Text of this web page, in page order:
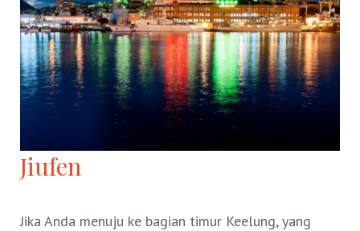
Pasar Malam
Jiufen
Jika Anda menuju ke bagian timur Keelung, yang